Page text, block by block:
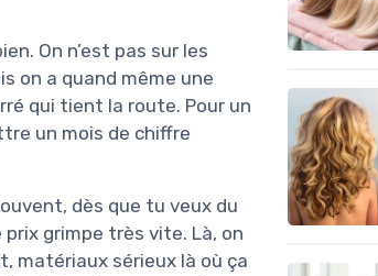
On n’est pas sur les
on a quand même une
qui tient la route. Pour un
un mois de chiffre
dès que tu veux du
grimpe très vite. Là, on
matériaux sérieux là où ça